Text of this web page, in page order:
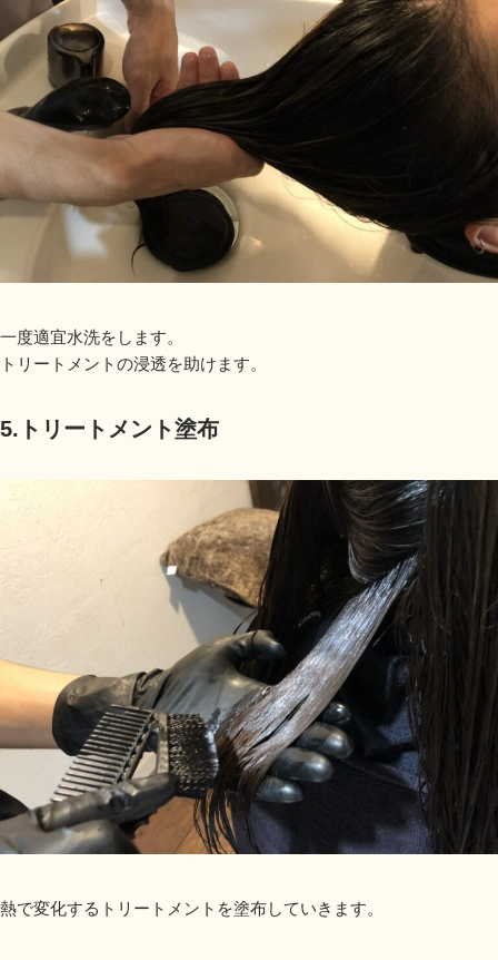
一度適宜水洗をします。
トリートメントの浸透を助けます。
5.トリートメント塗布
熱で変化するトリートメントを塗布していきます。